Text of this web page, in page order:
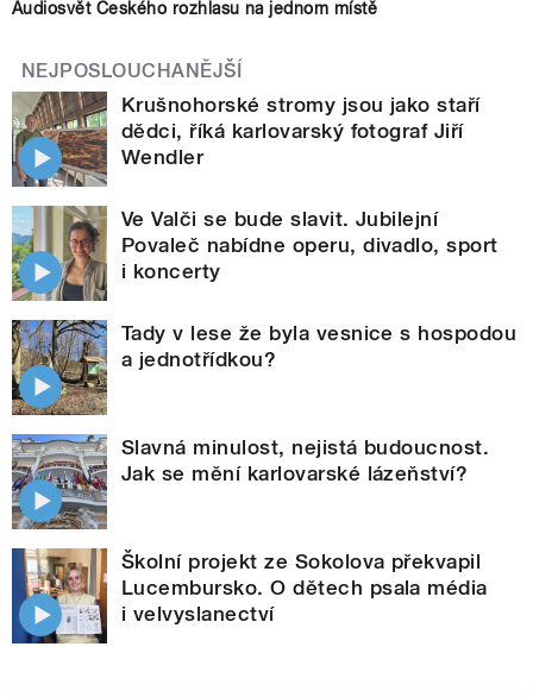
Audiosvět Českého rozhlasu na jednom místě
NEJPOSLOUCHANĚJŠÍ
Krušnohorské stromy jsou jako staří
dědci, říká karlovarský fotograf Jiří
Wendler
Ve Valči se bude slavit. Jubilejní
Povaleč nabídne operu, divadlo, sport
i koncerty
Tady v lese že byla vesnice s hospodou
a jednotřídkou?
Slavná minulost, nejistá budoucnost.
Jak se mění karlovarské lázeňství?
Školní projekt ze Sokolova překvapil
Lucembursko. O dětech psala média
i velvyslanectví